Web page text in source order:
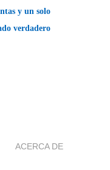
y un solo
verdadero
ACERCA DE